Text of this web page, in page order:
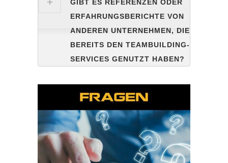
GIBT ES REFERENZEN ODER
ERFAHRUNGSBERICHTE VON
ANDEREN UNTERNEHMEN, DIE
BEREITS DEN TEAMBUILDING-
SERVICES GENUTZT HABEN?